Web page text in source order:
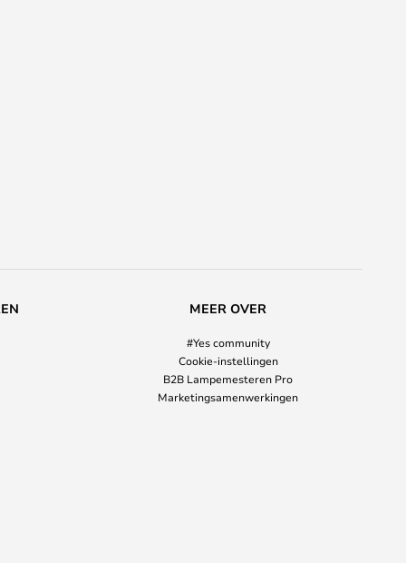
MEER OVER
#Yes community
Cookie-instellingen
B2B Lampemesteren Pro
Marketingsamenwerkingen